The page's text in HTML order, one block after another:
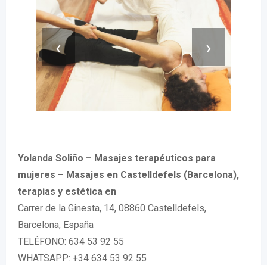
‹ ›
Yolanda Soliño – Masajes terapéuticos para
mujeres – Masajes en Castelldefels (Barcelona),
terapias y estética en
Carrer de la Ginesta, 14, 08860 Castelldefels,
Barcelona, España
TELÉFONO: 634 53 92 55
WHATSAPP: +34 634 53 92 55